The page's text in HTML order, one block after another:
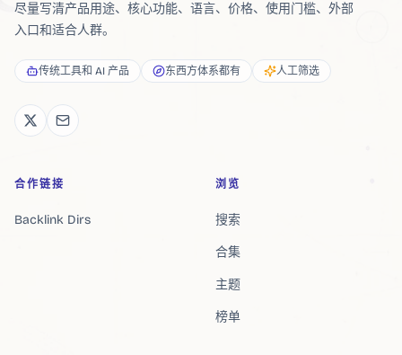
尽量写清产品用途、核心功能、语言、价格、使用门槛、外部
入口和适合人群。
传统工具和 AI 产品 东西方体系都有 人工筛选
合作链接
Backlink Dirs
浏览
搜索
合集
主题
榜单